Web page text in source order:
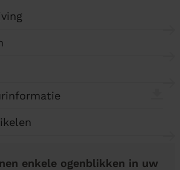
enkele ogenblikken in uw